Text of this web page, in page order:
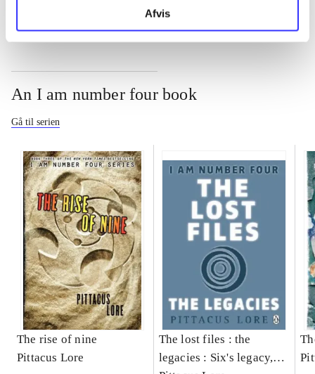
Afvis
An I am number four book
Gå til serien
The rise of nine
Pittacus Lore
The lost files : the
legacies : Six's legacy,